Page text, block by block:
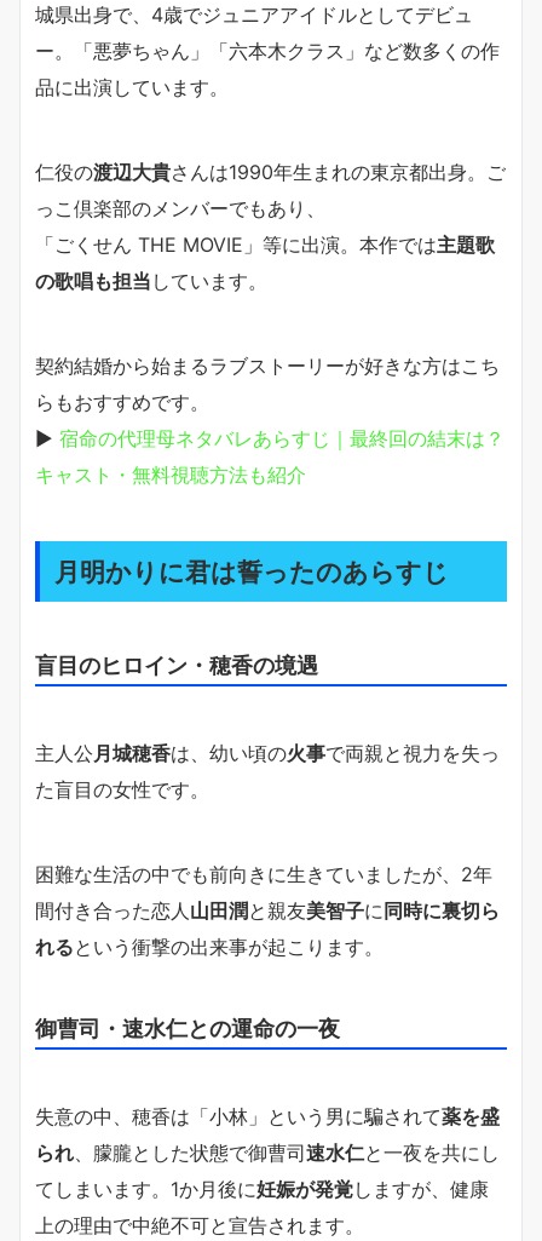
城県出身で、4歳でジュニアアイドルとしてデビュ
ー。「悪夢ちゃん」「六本木クラス」など数多くの作
品に出演しています。
仁役の渡辺大貴さんは1990年生まれの東京都出身。ご
っこ倶楽部のメンバーでもあり、
「ごくせん THE MOVIE」等に出演。本作では主題歌
の歌唱も担当 しています。
契約結婚から始まるラブストーリーが好きな方はこち
らもおすすめです。
▶ 宿命の代理母ネタバレあらすじ｜最終回の結末は？
キャスト・無料視聴方法も紹介
月明かりに君は誓ったのあらすじ
盲目のヒロイン・穂香の境遇
主人公 月城穂香は、幼い頃の火事で両親と視力を失っ
た盲目の女性です。
困難な生活の中でも前向きに生きていましたが、2年
間付き合った恋人 山田潤と親友美智子に同時に裏切ら
れるという衝撃の出来事が起こります。
御曹司・速水仁との運命の一夜
失意の中、穂香は「小林」という男に騙されて薬を盛
られ 、朦朧とした状態で御曹司速水仁と一夜を共にし
てしまいます。1か月後に妊娠が発覚しますが、健康
上の理由で中絶不可と宣告されます。